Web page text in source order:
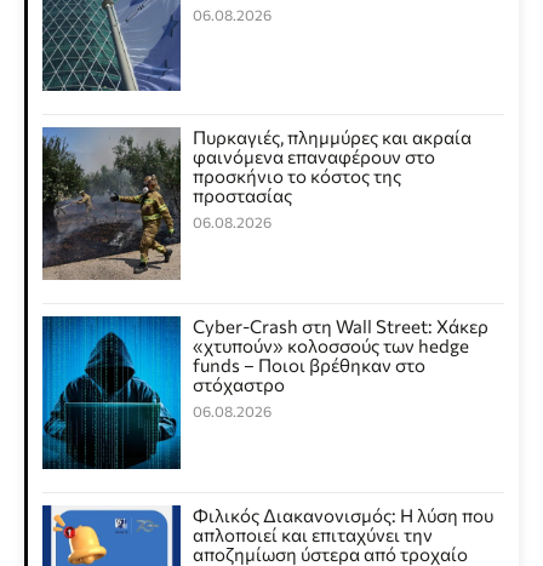
06.08.2026
Πυρκαγιές, πλημμύρες και ακραία
φαινόμενα επαναφέρουν στο
προσκήνιο το κόστος της
προστασίας
06.08.2026
Cyber-Crash στη Wall Street: Χάκερ
«χτυπούν» κολοσσούς των hedge
funds – Ποιοι βρέθηκαν στο
στόχαστρο
06.08.2026
Φιλικός Διακανονισμός: Η λύση που
απλοποιεί και επιταχύνει την
αποζημίωση ύστερα από τροχαίο